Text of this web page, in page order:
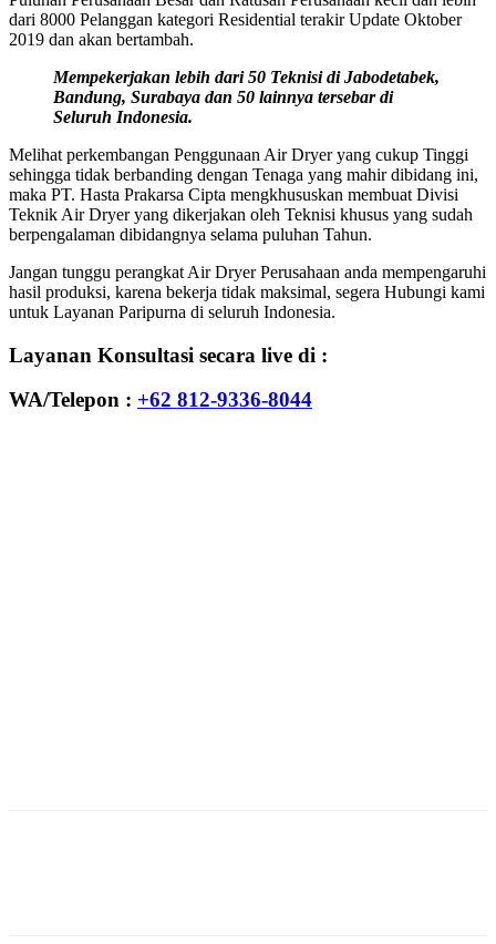
dari 8000 Pelanggan kategori Residential terakir Update Oktober
2019 dan akan bertambah.
Mempekerjakan lebih dari 50 Teknisi di Jabodetabek,
Bandung, Surabaya dan 50 lainnya tersebar di
Seluruh Indonesia.
Melihat perkembangan Penggunaan Air Dryer yang cukup Tinggi
sehingga tidak berbanding dengan Tenaga yang mahir dibidang ini,
maka PT. Hasta Prakarsa Cipta mengkhususkan membuat Divisi
Teknik Air Dryer yang dikerjakan oleh Teknisi khusus yang sudah
berpengalaman dibidangnya selama puluhan Tahun.
Jangan tunggu perangkat Air Dryer Perusahaan anda mempengaruhi
hasil produksi, karena bekerja tidak maksimal, segera Hubungi kami
untuk Layanan Paripurna di seluruh Indonesia.
Layanan Konsultasi secara live di :
WA/Telepon : +62 812-9336-8044